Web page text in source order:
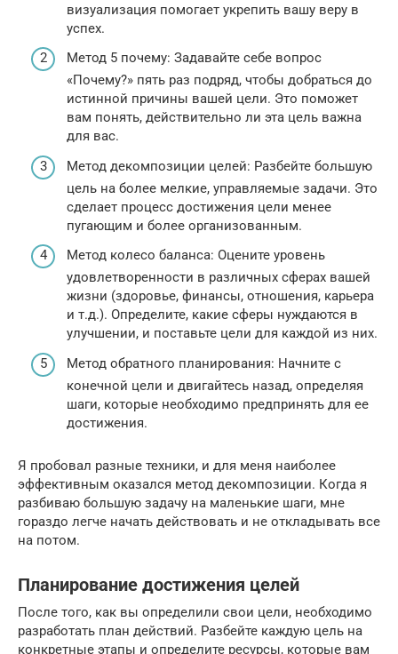
визуализация помогает укрепить вашу веру в
успех.
Метод 5 почему: Задавайте себе вопрос
«Почему?» пять раз подряд, чтобы добраться до
истинной причины вашей цели. Это поможет
вам понять, действительно ли эта цель важна
для вас.
Метод декомпозиции целей: Разбейте большую
цель на более мелкие, управляемые задачи. Это
сделает процесс достижения цели менее
пугающим и более организованным.
Метод колесо баланса: Оцените уровень
удовлетворенности в различных сферах вашей
жизни (здоровье, финансы, отношения, карьера
и т.д.). Определите, какие сферы нуждаются в
улучшении, и поставьте цели для каждой из них.
Метод обратного планирования: Начните с
конечной цели и двигайтесь назад, определяя
шаги, которые необходимо предпринять для ее
достижения.
Я пробовал разные техники, и для меня наиболее
эффективным оказался метод декомпозиции. Когда я
разбиваю большую задачу на маленькие шаги, мне
гораздо легче начать действовать и не откладывать все
на потом.
Планирование достижения целей
После того, как вы определили свои цели, необходимо
разработать план действий. Разбейте каждую цель на
конкретные этапы и определите ресурсы, которые вам